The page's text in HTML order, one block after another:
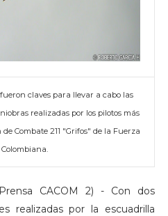
claves para llevar a cabo las
realizadas por los pilotos más
Combate 211 "Grifos" de la Fuerza
CACOM 2) - Con dos
realizadas por la escuadrilla